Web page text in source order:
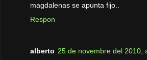
magdalenas se apunta fijo..
Respon
alberto 25 de novembre del 2010,